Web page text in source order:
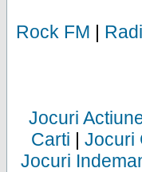
Rock FM |
Jocuri
Carti | Jocuri
Jocuri